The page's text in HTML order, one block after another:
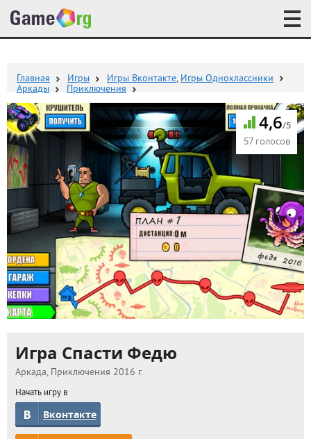
Главная Игры Игры Вконтакте, Игры Одноклассники
Аркады
Приключения
4,6/5
57 голосов
Игра Спасти Федю
Аркада, Приключения 2016 г.
Начать игру в
Вконтакте